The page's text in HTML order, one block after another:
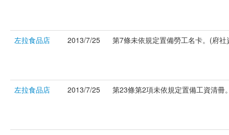
左拉食品店 2013/7/25 第7條未依規定置備勞工名卡。(府
左拉食品店 2013/7/25 第23條第2項未依規定置備工資清